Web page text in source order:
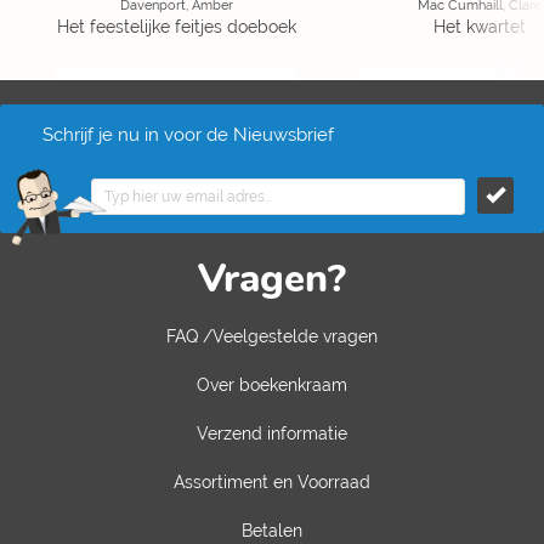
Davenport, Amber
Het feestelijke feitjes doeboek
Mac Cumhaill, Clare
Het kwartet
Schrijf je nu in voor de Nieuwsbrief
Vragen?
FAQ /Veelgestelde vragen
Over boekenkraam
Verzend informatie
Assortiment en Voorraad
Betalen